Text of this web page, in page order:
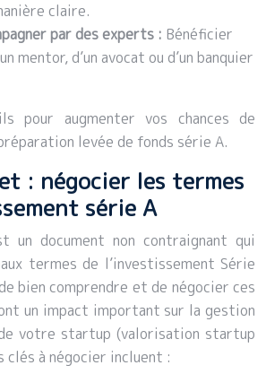
claire.
par des experts : Bénéficier
mentor, d’un avocat ou d’un banquier
pour augmenter vos chances de
levée de fonds série A.
: négocier les termes
série A
un document non contraignant qui
termes de l’investissement Série
bien comprendre et de négocier ces
un impact important sur la gestion
votre startup (valorisation startup
clés à négocier incluent :